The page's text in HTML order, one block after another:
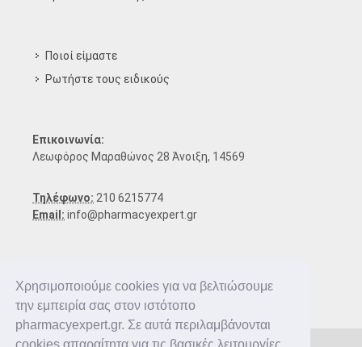
Χρησιμοποιούμε cookies για να βελτιώσουμε
την εμπειρία σας στον ιστότοπο
pharmacyexpert.gr. Σε αυτά περιλαμβάνονται
cookies απαραίτητα για τις βασικές λειτουργίες
Ποιοί είμαστε
Ρωτήστε τους ειδικούς
Επικοινωνία:
Λεωφόρος Μαραθώνος 28 Άνοιξη, 14569
Τηλέφωνο: 210 6215774
Email: info@pharmacyexpert.gr